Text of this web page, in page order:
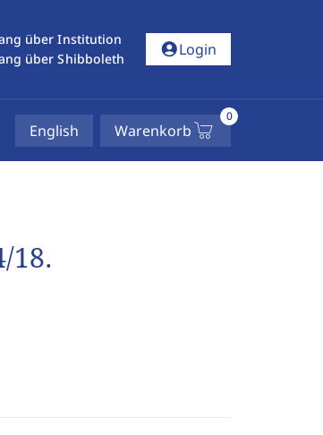
über Institution
über Shibboleth
account_circleLogin
English Warenkorb
0
18.